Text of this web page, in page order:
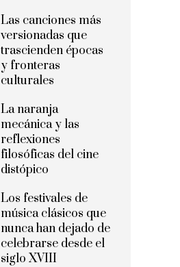
Las canciones más
versionadas que
trascienden épocas
y fronteras
culturales
La naranja
mecánica y las
reflexiones
filosóficas del cine
distópico
Los festivales de
música clásicos que
nunca han dejado de
celebrarse desde el
siglo XVIII